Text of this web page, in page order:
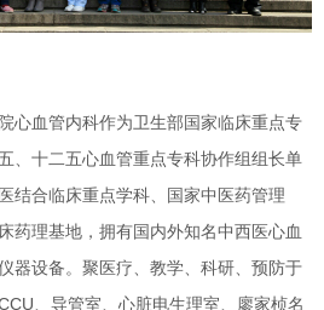
心血管内科作为卫生部国家临床重点专
、十二五心血管重点专科协作组组长单
结合临床重点学科、国家中医药管理
药理基地，拥有国内外知名中西医心血
器设备。聚医疗、教学、科研、预防于
、导管室、心脏电生理室、廖家桢名